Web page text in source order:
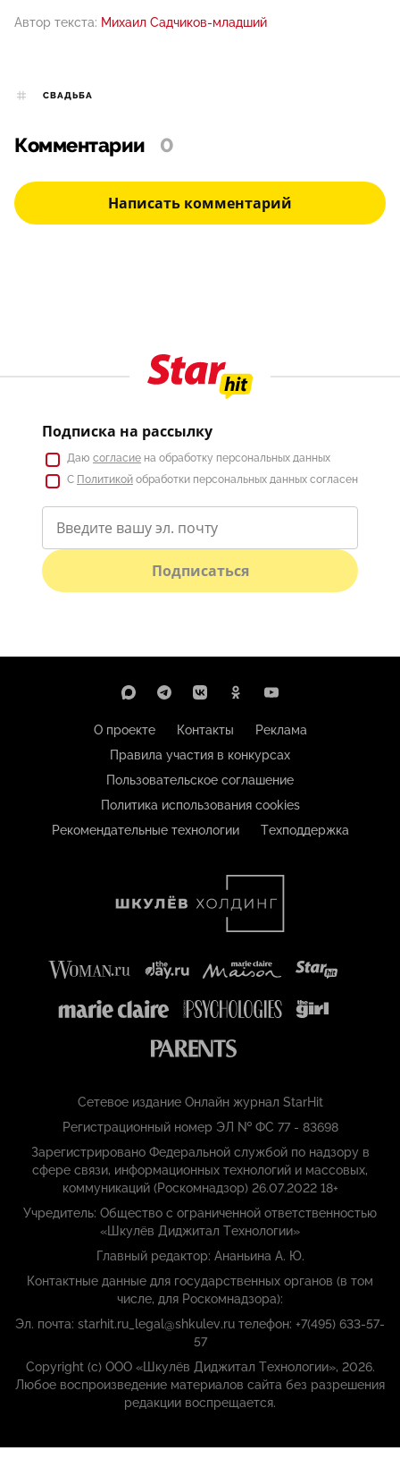
Автор текста: Михаил Садчиков-младший
СВАДЬБА
Комментарии 0
Написать комментарий
Подписка на рассылку
Даю согласие на обработку персональных данных
С Политикой обработки персональных данных согласен
Подписаться
О проекте Контакты
Реклама
Правила участия в конкурсах
Пользовательское соглашение
Политика использования cookies
Рекомендательные технологии
Техподдержка
Сетевое издание Онлайн журнал StarHit
Регистрационный номер ЭЛ № ФС 77 - 83698
Зарегистрировано Федеральной службой по надзору в
сфере связи, информационных технологий и массовых,
коммуникаций (Роскомнадзор) 26.07.2022 18+
Учредитель: Общество с ограниченной ответственностью
«Шкулёв Диджитал Технологии»
Главный редактор: Ананьина А. Ю.
Контактные данные для государственных органов (в том
числе, для Роскомнадзора):
Эл. почта: starhit.ru_legal@shkulev.ru телефон: +7(495) 633-57-
57
Copyright (с) ООО «Шкулёв Диджитал Технологии», 2026.
Любое воспроизведение материалов сайта без разрешения
редакции воспрещается.